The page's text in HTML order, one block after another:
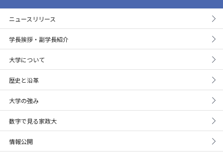
ニュースリリース
学長挨拶・副学長紹介
大学について
歴史と沿革
大学の強み
数字で見る家政大
情報公開